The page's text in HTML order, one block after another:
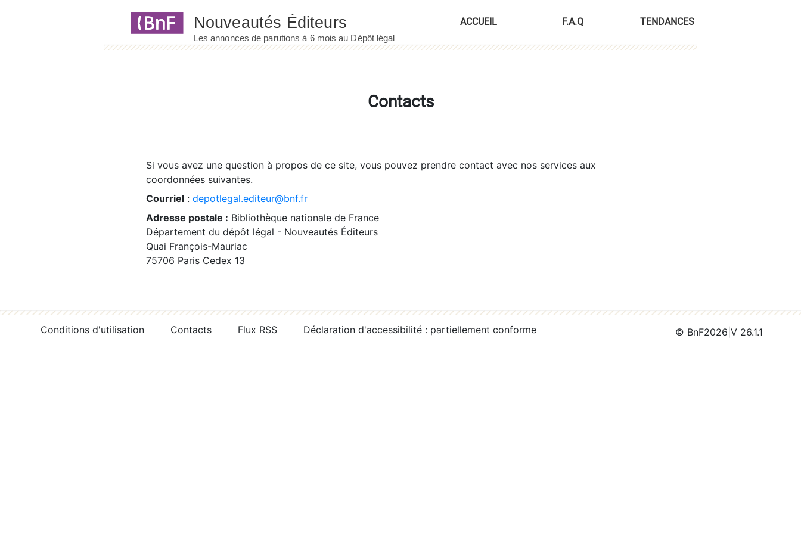
ACCUEIL F.A.Q TENDANCES
Contacts
Si vous avez une question à propos de ce site, vous pouvez prendre contact avec nos services aux
coordonnées suivantes.
Courriel : depotlegal.editeur@bnf.fr
Adresse postale : Bibliothèque nationale de France
Département du dépôt légal - Nouveautés Éditeurs
Quai François-Mauriac
75706 Paris Cedex 13
Conditions d'utilisation Contacts Flux RSS Déclaration d'accessibilité : partiellement conforme © BnF2026 V 26.1.1